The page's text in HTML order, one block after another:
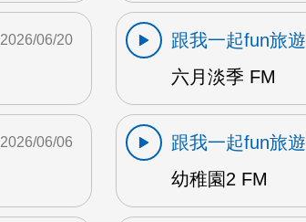
2026/06/20
跟我一起fun旅遊
六月淡季 FM
2026/06/06
跟我一起fun旅遊
幼稚園2 FM